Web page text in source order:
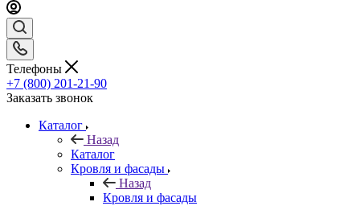
Телефоны
+7 (800) 201-21-90
Заказать звонок
Каталог
Назад
Каталог
Кровля и фасады
Назад
Кровля и фасады